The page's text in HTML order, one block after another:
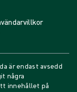
är endast avsedd
några
innehållet på